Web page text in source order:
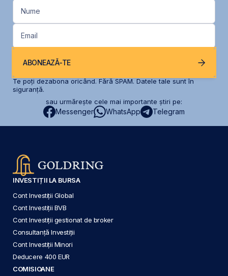
Nume
Email
ABONEAZĂ-TE
Te poți dezabona oricând. Fără SPAM. Datele tale sunt în
siguranță.
sau urmărește cele mai importante știri pe:
Messenger WhatsApp Telegram
INVESTIȚII LA BURSA
Cont Investiții Global
Cont Investiții BVB
Cont Investiții gestionat de broker
Consultanță Investiții
Cont Investiții Minori
Deducere 400 EUR
COMISIOANE